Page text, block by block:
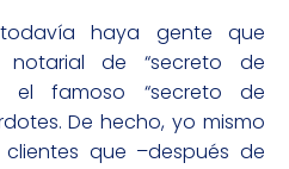
haya gente que
de “secreto de
el famoso “secreto de
De hecho, yo mismo
que –después de